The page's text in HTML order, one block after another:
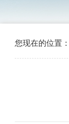
您现在的位置：